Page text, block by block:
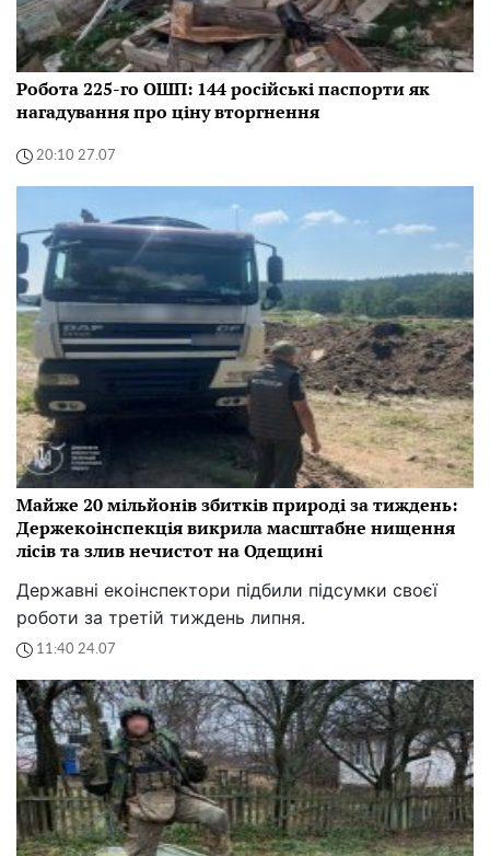
Робота 225-го ОШП: 144 російські паспорти як
нагадування про ціну вторгнення
20:10 27.07
Майже 20 мільйонів збитків природі за тиждень:
Держекоінспекція викрила масштабне нищення
лісів та злив нечистот на Одещині
Державні екоінспектори підбили підсумки своєї
роботи за третій тиждень липня.
11:40 24.07